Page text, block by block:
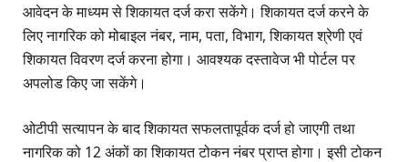
आवेदन के माध्यम से शिकायत दर्ज करा सकेंगे। शिकायत दर्ज करने के
लिए नागरिक को मोबाइल नंबर, नाम, पता, विभाग, शिकायत श्रेणी एवं
शिकायत विवरण दर्ज करना होगा। आवश्यक दस्तावेज भी पोर्टल पर
अपलोड किए जा सकेंगे।
ओटीपी सत्यापन के बाद शिकायत सफलतापूर्वक दर्ज हो जाएगी तथा
नागरिक को 12 अंकों का शिकायत टोकन नंबर प्राप्त होगा। इसी टोकन